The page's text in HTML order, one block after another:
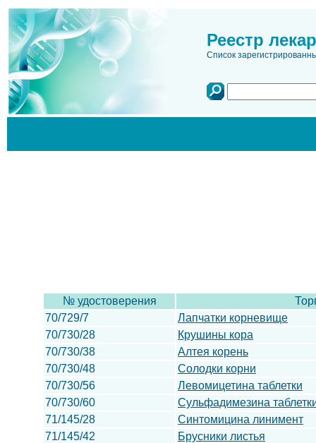
Реестр
Список
№ удостоверения
70/729/7
Лапчатки корневище
70/730/28
Крушины кора
70/730/38
Алтея корень
70/730/48
Солодки корни
70/730/56
Левомицетина таблетки
70/730/60
Сульфадимезина
71/145/28
Синтомицина линимент
71/145/42
Брусники листья